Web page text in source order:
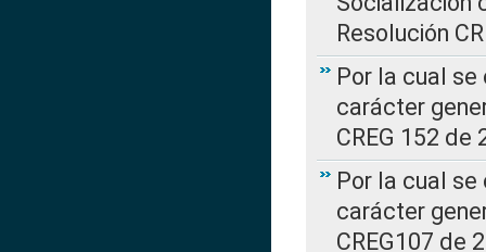
Resolución
Por la cual
carácter
CREG 152 de
Por la cual
carácter
CREG107 de